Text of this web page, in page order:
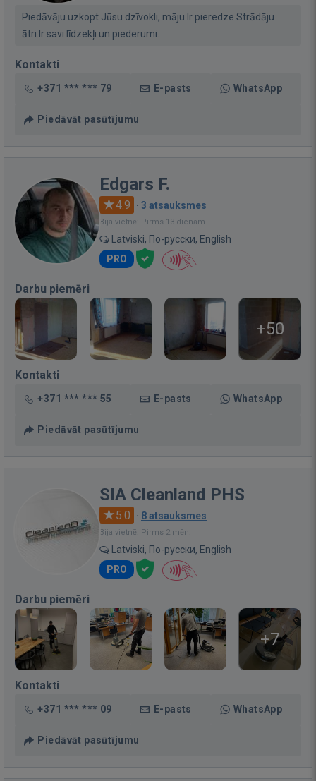
Piedāvāju uzkopt Jūsu dzīvokli, māju.Ir pieredze.Strādāju
ātri.Ir savi līdzekļi un piederumi.
Kontakti
+371 *** *** 79 E-pasts WhatsApp
Piedāvāt pasūtījumu
Edgars F.
4.9 · 3 atsauksmes
Bija vietnē: Pirms 13 dienām
Latviski, По-русски, English
PRO
Darbu piemēri
+50
Kontakti
+371 *** *** 55 E-pasts WhatsApp
Piedāvāt pasūtījumu
SIA Cleanland PHS
5.0 · 8 atsauksmes
Bija vietnē: Pirms 2 mēn.
Latviski, По-русски, English
PRO
Darbu piemēri
+7
Kontakti
+371 *** *** 09 E-pasts WhatsApp
Piedāvāt pasūtījumu